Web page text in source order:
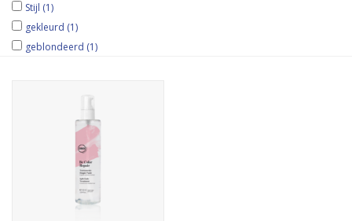
Stijl (1)
gekleurd (1)
geblondeerd (1)